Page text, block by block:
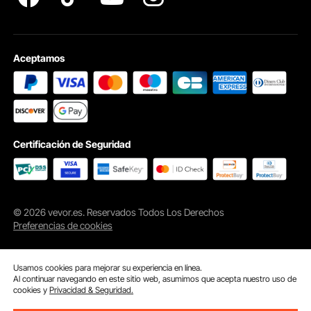
Aceptamos
Certificación de Seguridad
© 2026 vevor.es. Reservados Todos Los Derechos
Preferencias de cookies
Usamos cookies para mejorar su experiencia en línea.
Al continuar navegando en este sitio web, asumimos que acepta nuestro uso de
cookies yPrivacidad & Seguridad.